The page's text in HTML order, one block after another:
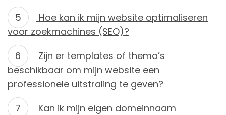
Hoe kan ik mijn website optimaliseren
voor zoekmachines (SEO)?
Zijn er templates of thema’s
beschikbaar om mijn website een
professionele uitstraling te geven?
Kan ik mijn eigen domeinnaam